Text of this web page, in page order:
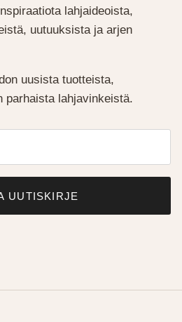
lahjaideoista,
uutuuksista ja arjen
uusista tuotteista,
parhaista lahjavinkeistä.
UUTISKIRJE